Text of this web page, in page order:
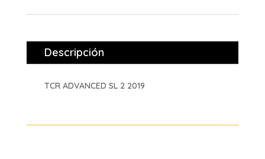
Descripción
TCR ADVANCED SL 2 2019